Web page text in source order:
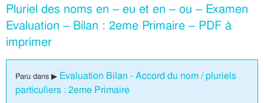
Pluriel des noms en – eu et en – ou – Examen
Evaluation – Bilan : 2eme Primaire – PDF à
imprimer
Paru dans ▶ Evaluation Bilan - Accord du nom / pluriels
particuliers : 2eme Primaire